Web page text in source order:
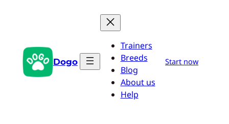
Dogo
Trainers
Breeds
Blog
About us
Help
Start now